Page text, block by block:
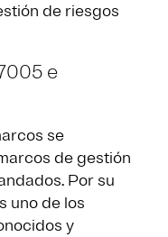
de riesgos
e
se
de gestión
Por su
uno de los
y